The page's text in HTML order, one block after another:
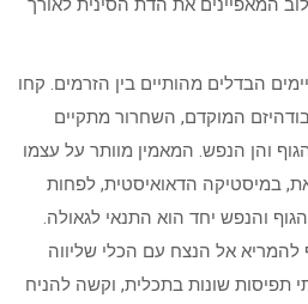
המאפיינים את הדת הסינית לאורך
הבדלים מהותיים בין הזרמים. קחו
המוקדם, השחרור מתקיים
והן הנפש. המאמין מוותר על עצמו
במיסטיקה הדאואיסטית, לפחות
והנפש יחד הוא התנאי לגאולה.
להמריא אל הנצח עם הכלי שליווה
תפיסות שונות בתכלית, וקשה להניח